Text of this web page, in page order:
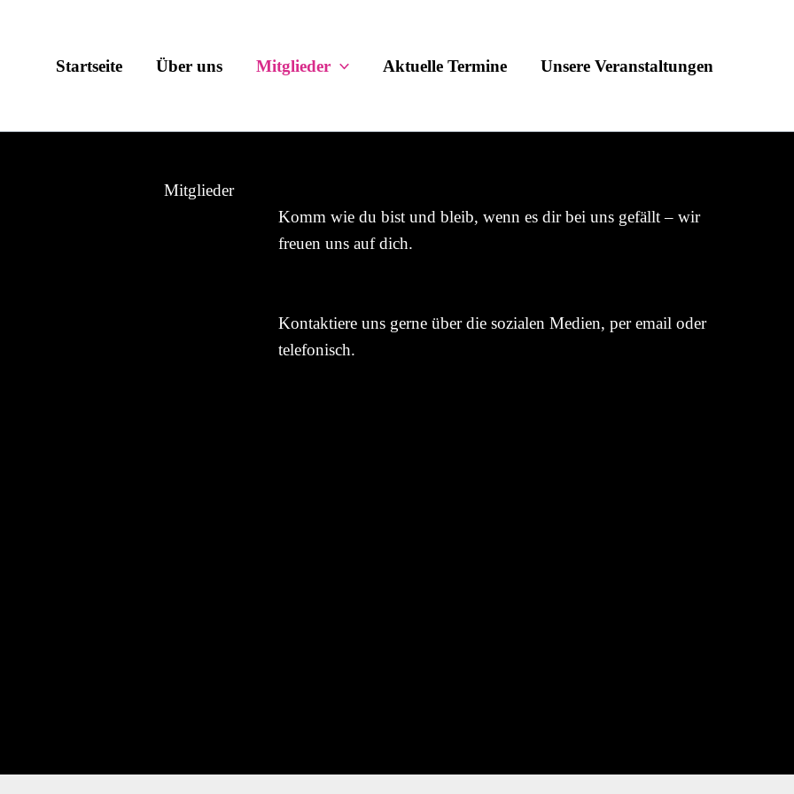
Startseite Über uns Mitglieder Aktuelle Termine Unsere Veranstaltungen
Mitglieder
Komm wie du bist und bleib, wenn es dir bei uns gefällt – wir
freuen uns auf dich.
Kontaktiere uns gerne über die sozialen Medien, per email oder
telefonisch.